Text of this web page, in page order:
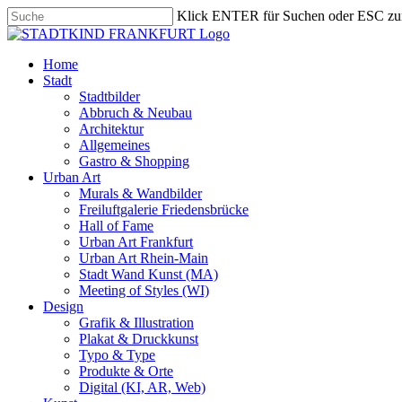
Skip
to
content
Klick ENTER für Suchen oder ESC
Close
search
Menu
Home
Stadt
Stadtbilder
Abbruch & Neubau
Architektur
Allgemeines
Gastro & Shopping
Urban Art
Murals & Wandbilder
Freiluftgalerie Friedensbrücke
Hall of Fame
Urban Art Frankfurt
Urban Art Rhein-Main
Stadt Wand Kunst (MA)
Meeting of Styles (WI)
Design
Grafik & Illustration
Plakat & Druckkunst
Typo & Type
Produkte & Orte
Digital (KI, AR, Web)